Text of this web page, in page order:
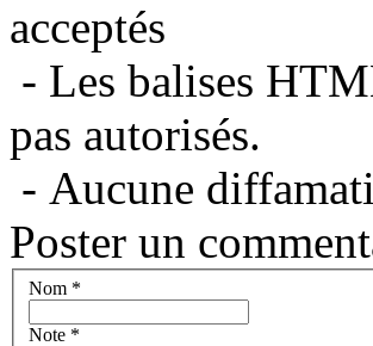
acceptés
- Les balises
pas autorisés.
- Aucune
Poster un
Nom *
Note *